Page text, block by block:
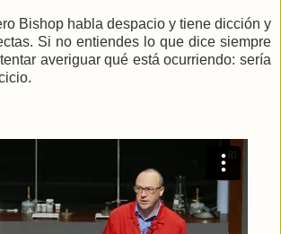
Bishop habla despacio y tiene dicción y
Si no entiendes lo que dice siempre
averiguar qué está ocurriendo: sería